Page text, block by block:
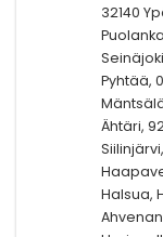
32140
Pyhtää,
Ähtäri,
Halsua,